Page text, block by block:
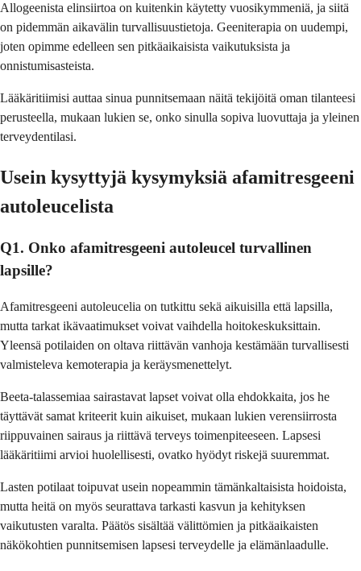
Allogeenista elinsiirtoa on kuitenkin käytetty vuosikymmeniä, ja siitä
on pidemmän aikavälin turvallisuustietoja. Geeniterapia on uudempi,
joten opimme edelleen sen pitkäaikaisista vaikutuksista ja
onnistumisasteista.
Lääkäritiimisi auttaa sinua punnitsemaan näitä tekijöitä oman tilanteesi
perusteella, mukaan lukien se, onko sinulla sopiva luovuttaja ja yleinen
terveydentilasi.
Usein kysyttyjä kysymyksiä afamitresgeeni
autoleucelista
Q1. Onko afamitresgeeni autoleucel turvallinen
lapsille?
Afamitresgeeni autoleucelia on tutkittu sekä aikuisilla että lapsilla,
mutta tarkat ikävaatimukset voivat vaihdella hoitokeskuksittain.
Yleensä potilaiden on oltava riittävän vanhoja kestämään turvallisesti
valmisteleva kemoterapia ja keräysmenettelyt.
Beeta-talassemiaa sairastavat lapset voivat olla ehdokkaita, jos he
täyttävät samat kriteerit kuin aikuiset, mukaan lukien verensiirrosta
riippuvainen sairaus ja riittävä terveys toimenpiteeseen. Lapsesi
lääkäritiimi arvioi huolellisesti, ovatko hyödyt riskejä suuremmat.
Lasten potilaat toipuvat usein nopeammin tämänkaltaisista hoidoista,
mutta heitä on myös seurattava tarkasti kasvun ja kehityksen
vaikutusten varalta. Päätös sisältää välittömien ja pitkäaikaisten
näkökohtien punnitsemisen lapsesi terveydelle ja elämänlaadulle.